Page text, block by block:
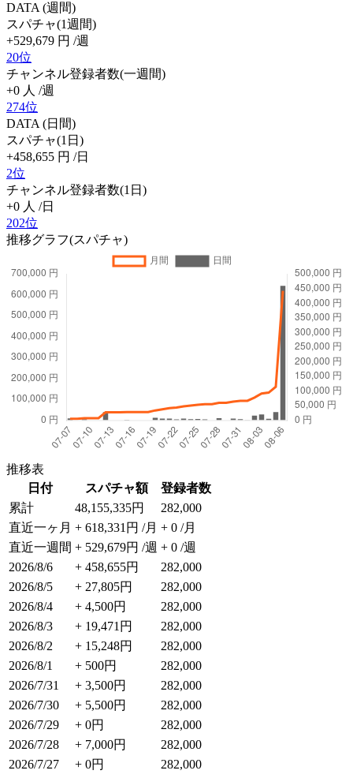
DATA (週間)
スパチャ(1週間)
+529,679 円 /週
20位
チャンネル登録者数(一週間)
+0 人 /週
274位
DATA (日間)
スパチャ(1日)
+458,655 円 /日
2位
チャンネル登録者数(1日)
+0 人 /日
202位
推移グラフ(スパチャ)
推移表
日付
スパチャ額
登録者数
累計
48,155,335円
282,000
直近一ヶ月 + 618,331円 /月 + 0 /月
直近一週間 + 529,679円 /週 + 0 /週
2026/8/6
+ 458,655円
282,000
2026/8/5
+ 27,805円
282,000
2026/8/4
+ 4,500円
282,000
2026/8/3
+ 19,471円
282,000
2026/8/2
+ 15,248円
282,000
2026/8/1
+ 500円
282,000
2026/7/31
+ 3,500円
282,000
2026/7/30
+ 5,500円
282,000
2026/7/29
+ 0円
282,000
2026/7/28
+ 7,000円
282,000
2026/7/27
+ 0円
282,000